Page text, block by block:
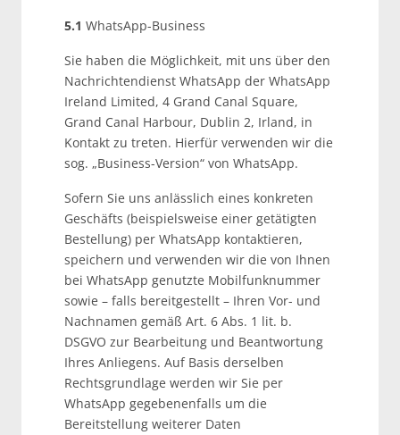
5.1 WhatsApp-Business
Sie haben die Möglichkeit, mit uns über den
Nachrichtendienst WhatsApp der WhatsApp
Ireland Limited, 4 Grand Canal Square,
Grand Canal Harbour, Dublin 2, Irland, in
Kontakt zu treten. Hierfür verwenden wir die
sog. „Business-Version“ von WhatsApp.
Sofern Sie uns anlässlich eines konkreten
Geschäfts (beispielsweise einer getätigten
Bestellung) per WhatsApp kontaktieren,
speichern und verwenden wir die von Ihnen
bei WhatsApp genutzte Mobilfunknummer
sowie – falls bereitgestellt – Ihren Vor- und
Nachnamen gemäß Art. 6 Abs. 1 lit. b.
DSGVO zur Bearbeitung und Beantwortung
Ihres Anliegens. Auf Basis derselben
Rechtsgrundlage werden wir Sie per
WhatsApp gegebenenfalls um die
Bereitstellung weiterer Daten